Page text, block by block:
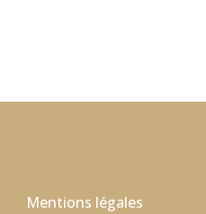
Mentions légales